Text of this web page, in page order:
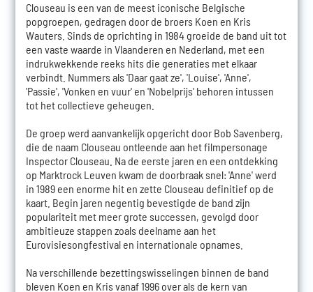
Clouseau is een van de meest iconische Belgische
popgroepen, gedragen door de broers Koen en Kris
Wauters. Sinds de oprichting in 1984 groeide de band uit tot
een vaste waarde in Vlaanderen en Nederland, met een
indrukwekkende reeks hits die generaties met elkaar
verbindt. Nummers als 'Daar gaat ze', 'Louise', 'Anne',
'Passie', 'Vonken en vuur' en 'Nobelprijs' behoren intussen
tot het collectieve geheugen.
De groep werd aanvankelijk opgericht door Bob Savenberg,
die de naam Clouseau ontleende aan het filmpersonage
Inspector Clouseau. Na de eerste jaren en een ontdekking
op Marktrock Leuven kwam de doorbraak snel: 'Anne' werd
in 1989 een enorme hit en zette Clouseau definitief op de
kaart. Begin jaren negentig bevestigde de band zijn
populariteit met meer grote successen, gevolgd door
ambitieuze stappen zoals deelname aan het
Eurovisiesongfestival en internationale opnames.
Na verschillende bezettingswisselingen binnen de band
bleven Koen en Kris vanaf 1996 over als de kern van